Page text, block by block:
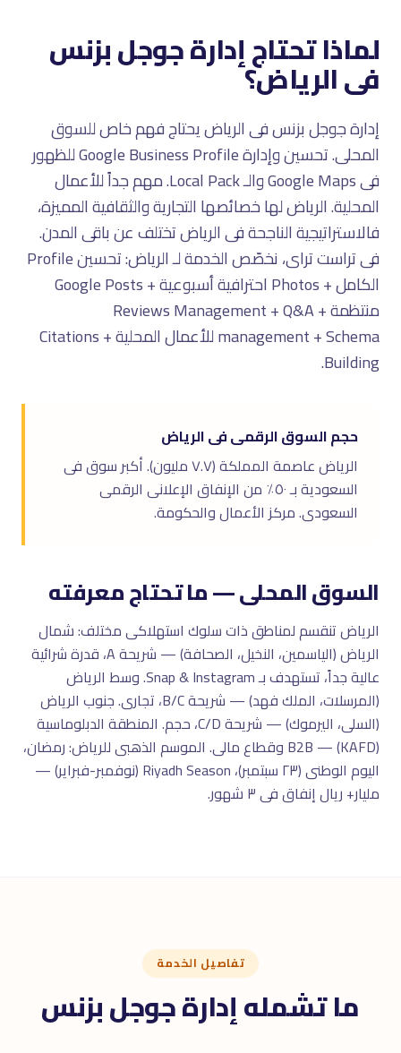
لماذا تحتاج إدارة جوجل بزنس
فى الرياض؟
إدارة جوجل بزنس فى الرياض يحتاج فهم خاص للسوق
المحلى. تحسين وإدارة Google Business Profile للظهور
فى Google Maps والـ Local Pack. مهم جداً للأعمال
المحلية. الرياض لها خصائصها التجارية والثقافية المميزة،
فالاستراتيجية الناجحة فى الرياض تختلف عن باقى المدن.
فى تراست تراى، نخصّص الخدمة لـ الرياض: تحسين Profile
الكامل + Photos احترافية أسبوعية + Google Posts
منتظمة + Reviews Management + Q&A
management + Schema للأعمال المحلية + Citations
Building.
حجم السوق الرقمى فى الرياض
الرياض عاصمة المملكة (٧.٧ مليون). أكبر سوق فى
السعودية بـ ٥٠٪ من الإنفاق الإعلانى الرقمى
السعودى. مركز الأعمال والحكومة.
السوق المحلى — ما تحتاج معرفته
الرياض تنقسم لمناطق ذات سلوك استهلاكى مختلف: شمال
الرياض (الياسمين، النخيل، الصحافة) — شريحة A، قدرة شرائية
عالية جداً، تستهدف بـ Snap & Instagram. وسط الرياض
(المرسلات، الملك فهد) — شريحة B/C، تجارى. جنوب الرياض
(السلى، اليرموك) — شريحة C/D، حجم. المنطقة الدبلوماسية
(KAFD) — B2B وقطاع مالى. الموسم الذهبى للرياض: رمضان،
اليوم الوطنى (٢٣ سبتمبر)، Riyadh Season (نوفمبر-فبراير) —
مليار+ ريال إنفاق فى ٣ شهور.
تفاصيل الخدمة
ما تشمله إدارة جوجل بزنس